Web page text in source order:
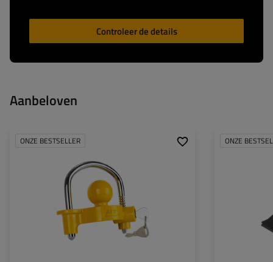
Controleer de details
Aanbeloven
ONZE BESTSELLER
130 mm
Haakbaldiameter:
50 mm
ONZE